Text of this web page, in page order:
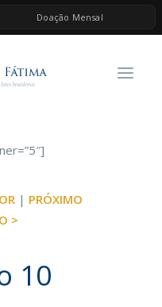
Doação Mensal
| PRÓXIMO
>
10